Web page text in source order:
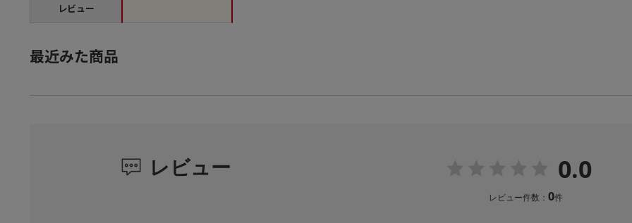
レビュー
最近みた商品
レビュー 0.0
レビュー件数： 0件